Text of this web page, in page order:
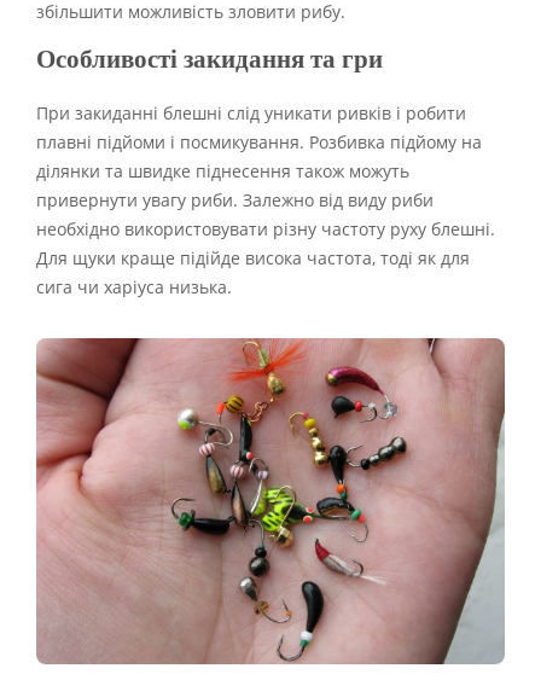
збільшити можливість зловити рибу.
Особливості закидання та гри
При закиданні блешні слід уникати ривків і робити
плавні підйоми і посмикування. Розбивка підйому на
ділянки та швидке піднесення також можуть
привернути увагу риби. Залежно від виду риби
необхідно використовувати різну частоту руху блешні.
Для щуки краще підійде висока частота, тоді як для
сига чи харіуса низька.